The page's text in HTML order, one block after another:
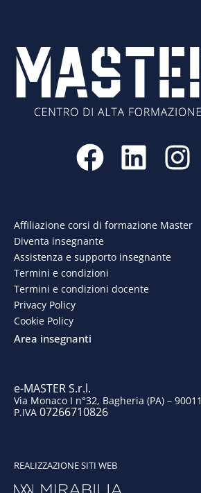
F
a
e
b
o
k
L
i
k
e
d
I
n
t
Affiliazione corsi di formazione Master
Diventa insegnante
Assistenza e supporto insegnante
Termini e condizioni
Termini e condizioni docente
Privacy Policy
Cookie Policy
Area insegnanti
e-MASTER S.r.l.
Via Monaco I n°32, Bagheria (PA) – 90011
P.IVA 07266710826
REALIZZAZIONE SITI WEB